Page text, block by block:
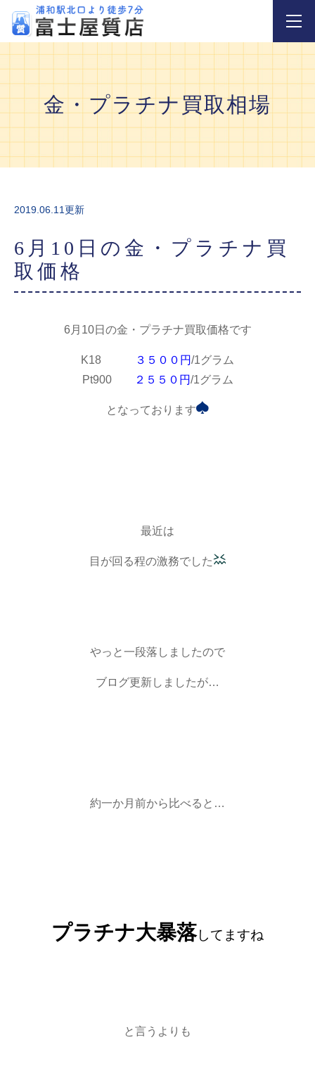
金・プラチナ買取相場
2019.06.11更新
6月10日の金・プラチナ買
取価格
6月10日の金・プラチナ買取価格です
K18 ３５００円/1グラム
Pt900
２５５０円/1グラム
となっております
最近は
目が回る程の激務でした
やっと一段落しましたので
ブログ更新しましたが…
約一か月前から比べると…
プラチナ大暴落してますね
と言うよりも